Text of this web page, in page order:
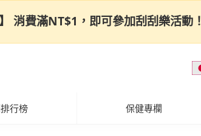
行榜 保健專欄
消費滿NT$1，即可參加刮刮樂活動！